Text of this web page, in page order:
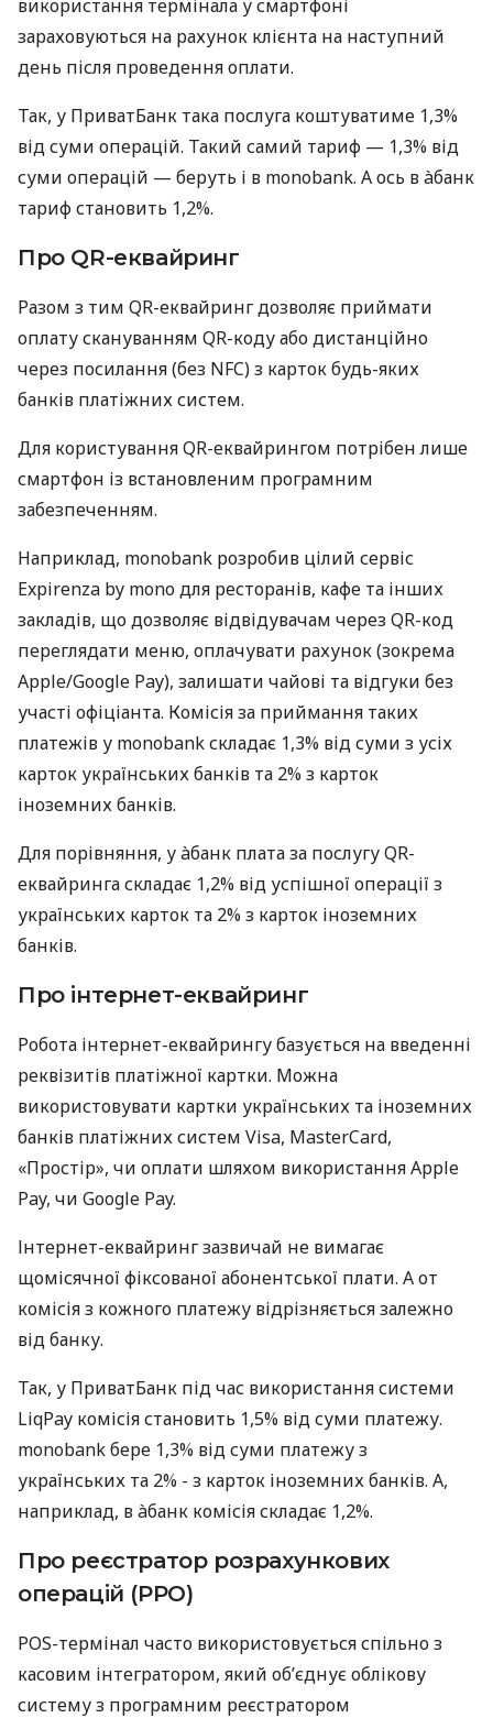
використання термінала у смартфоні
зараховуються на рахунок клієнта на наступний
день після проведення оплати.
Так, у ПриватБанк така послуга коштуватиме 1,3%
від суми операцій. Такий самий тариф — 1,3% від
суми операцій — беруть і в monobank. А ось в àбанк
тариф становить 1,2%.
Про QR-еквайринг
Разом з тим QR-еквайринг дозволяє приймати
оплату скануванням QR-коду або дистанційно
через посилання (без NFC) з карток будь-яких
банків платіжних систем.
Для користування QR-еквайрингом потрібен лише
смартфон із встановленим програмним
забезпеченням.
Наприклад, monobank розробив цілий сервіс
Expirenza by mono для ресторанів, кафе та інших
закладів, що дозволяє відвідувачам через QR-код
переглядати меню, оплачувати рахунок (зокрема
Apple/Google Pay), залишати чайові та відгуки без
участі офіціанта. Комісія за приймання таких
платежів у monobank складає 1,3% від суми з усіх
карток українських банків та 2% з карток
іноземних банків.
Для порівняння, у àбанк плата за послугу QR-
еквайринга складає 1,2% від успішної операції з
українських карток та 2% з карток іноземних
банків.
Про інтернет-еквайринг
Робота інтернет-еквайрингу базується на введенні
реквізитів платіжної картки. Можна
використовувати картки українських та іноземних
банків платіжних систем Visa, MasterCard,
«Простір», чи оплати шляхом використання Apple
Pay, чи Google Pay.
Інтернет-еквайринг зазвичай не вимагає
щомісячної фіксованої абонентської плати. А от
комісія з кожного платежу відрізняється залежно
від банку.
Так, у ПриватБанк під час використання системи
LiqPay комісія становить 1,5% від суми платежу.
monobank бере 1,3% від суми платежу з
українських та 2% - з карток іноземних банків. А,
наприклад, в àбанк комісія складає 1,2%.
Про реєстратор розрахункових
операцій (РРО)
POS-термінал часто використовується спільно з
касовим інтегратором, який об’єднує облікову
систему з програмним реєстратором